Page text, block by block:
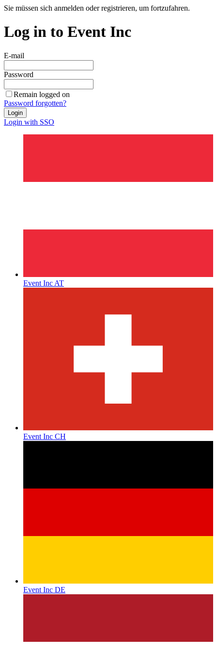
Sie müssen sich anmelden oder registrieren, um fortzufahren.
Log in to Event Inc
E-mail
Password
Remain logged on
Password forgotten?
Login
Login with SSO
Event Inc AT
Event Inc CH
Event Inc DE